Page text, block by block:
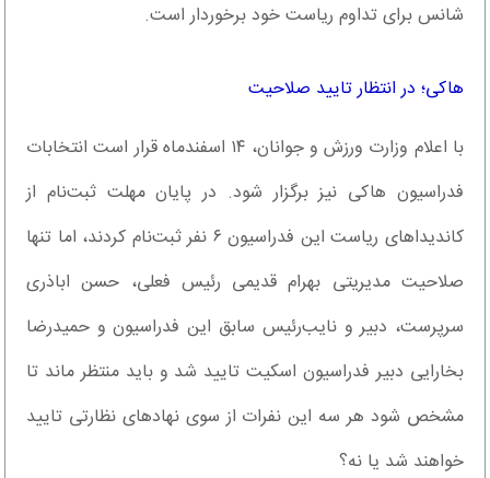
شانس برای تداوم ریاست خود برخوردار است.
هاکی؛ در انتظار تایید صلاحیت
با اعلام وزارت ورزش و جوانان، ۱۴ اسفندماه قرار است انتخابات
فدراسیون هاکی نیز برگزار شود. در پایان مهلت ثبت‌نام از
کاندیداهای ریاست این فدراسیون ۶ نفر ثبت‌نام کردند، اما تنها
صلاحیت مدیریتی بهرام قدیمی رئیس فعلی، حسن اباذری
سرپرست، دبیر و نایب‌رئیس سابق این فدراسیون و حمیدرضا
بخارایی دبیر فدراسیون اسکیت تایید شد و باید منتظر ماند تا
مشخص شود هر سه این نفرات از سوی نهادهای نظارتی تایید
خواهند شد یا نه؟